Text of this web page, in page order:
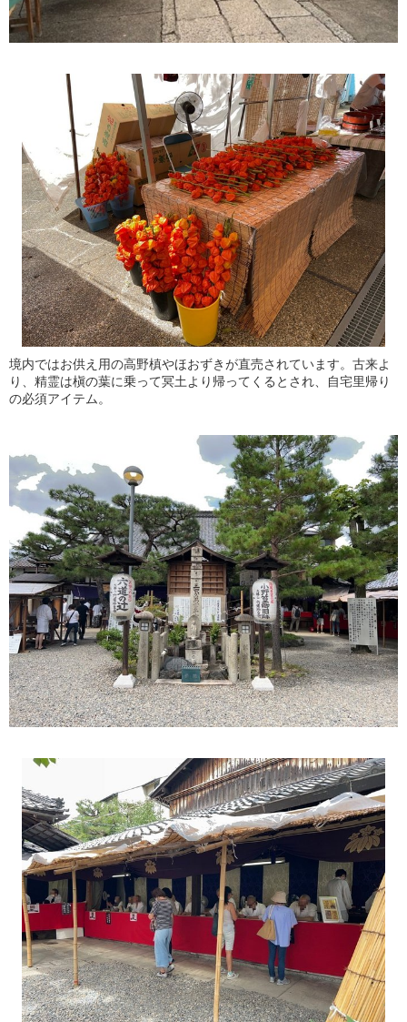
境内ではお供え用の高野槙やほおずきが直売されています。古来よ
り、精霊は槇の葉に乗って冥土より帰ってくるとされ、自宅里帰り
の必須アイテム。